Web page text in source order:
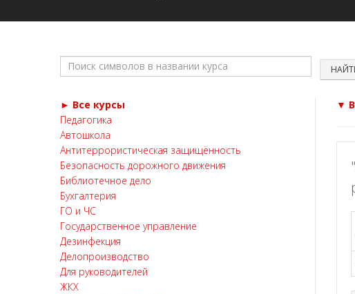
► Все курсы
Педагогика
Автошкола
Антитеррористическая защищённость
Безопасность дорожного движения
Библиотечное дело
Бухгалтерия
ГО и ЧС
Государственное управление
Дезинфекция
Делопроизводство
Для руководителей
ЖКХ
▼